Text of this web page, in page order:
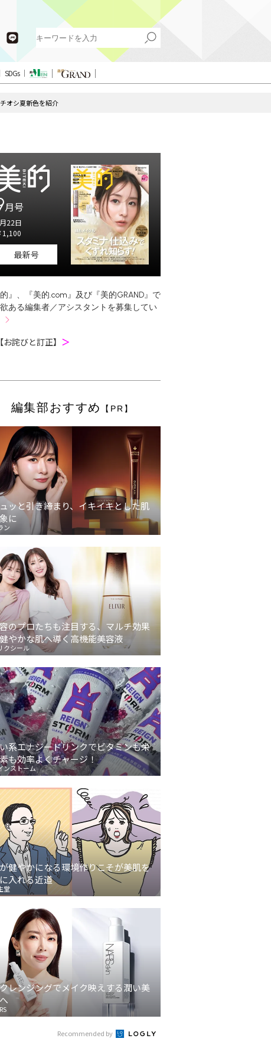
SDGs
オシ夏新色を紹介
月号
22日
1,100
最新号
的』、『美的.com』及び『美的GRAND』で
ある編集者／アシスタントを募集してい
【お詫びと訂正】 ＞
編集部おすすめ 【PR】
ッと引き締まり、イキイキとした肌
に
ン
のプロたちも注目する、マルチ効果
やかな肌へ導く高機能美容液
クシール
系エナジードリンクでビタミンも栄
も効率よくチャージ！
ンストーム
健やかになる環境作りこそが美肌を
入れる近道
堂
レンジングでメイク映えする潤い美
Recommended by